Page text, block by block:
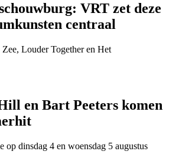
VRT zet deze
centraal
Louder Together en Het
en Bart Peeters komen
op dinsdag 4 en woensdag 5 augustus